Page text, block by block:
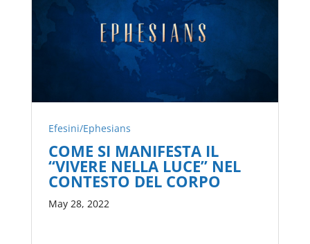
Efesini/Ephesians
COME SI MANIFESTA IL
“VIVERE NELLA LUCE” NEL
CONTESTO DEL CORPO
May 28, 2022